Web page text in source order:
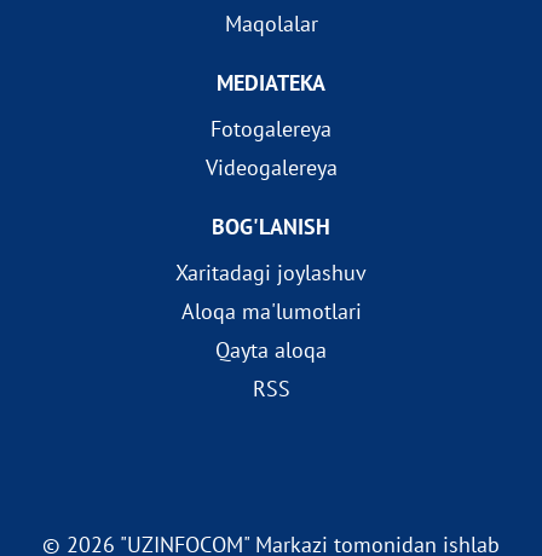
Maqolalar
MEDIATEKA
Fotogalereya
Videogalereya
BOG'LANISH
Xaritadagi joylashuv
Aloqa ma'lumotlari
Qayta aloqa
RSS
© 2026 "UZINFOCOM" Markazi tomonidan ishlab